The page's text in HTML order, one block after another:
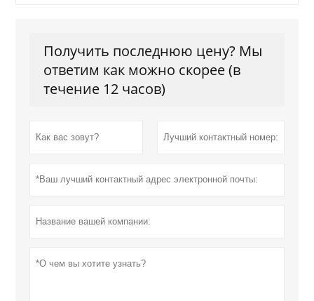
Получить последнюю цену? Мы
ответим как можно скорее (в
течение 12 часов)